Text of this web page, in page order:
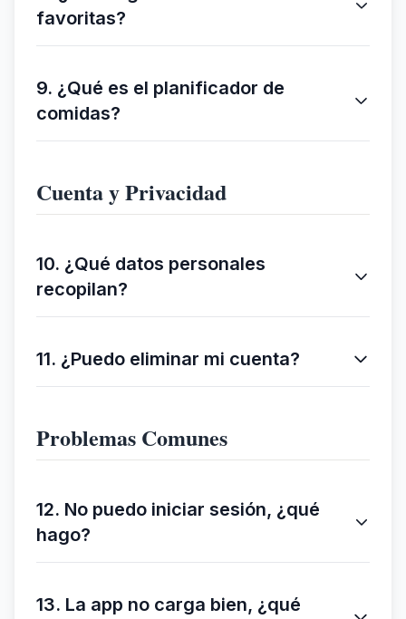
favoritas?
9. ¿Qué es el planificador de
comidas?
Cuenta y Privacidad
10. ¿Qué datos personales
recopilan?
11. ¿Puedo eliminar mi cuenta?
Problemas Comunes
12. No puedo iniciar sesión, ¿qué
hago?
13. La app no carga bien, ¿qué